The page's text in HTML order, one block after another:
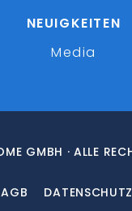
NEUIGKEITEN
Media
AGB DATENSCHUTZ